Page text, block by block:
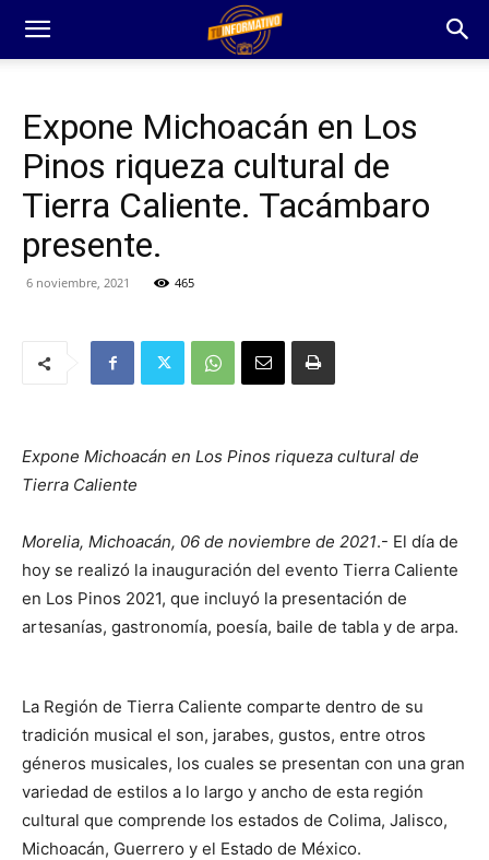
Expone Michoacán en Los
Pinos riqueza cultural de
Tierra Caliente. Tacámbaro
presente.
6 noviembre, 2021 465
Expone Michoacán en Los Pinos riqueza cultural de
Tierra Caliente
Morelia, Michoacán, 06 de noviembre de 2021.- El día de
hoy se realizó la inauguración del evento Tierra Caliente
en Los Pinos 2021, que incluyó la presentación de
artesanías, gastronomía, poesía, baile de tabla y de arpa.
La Región de Tierra Caliente comparte dentro de su
tradición musical el son, jarabes, gustos, entre otros
géneros musicales, los cuales se presentan con una gran
variedad de estilos a lo largo y ancho de esta región
cultural que comprende los estados de Colima, Jalisco,
Michoacán, Guerrero y el Estado de México.